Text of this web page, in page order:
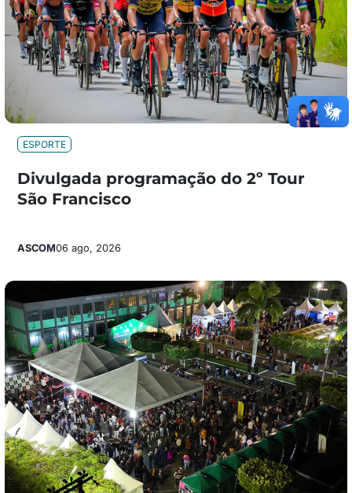
ESPORTE
Divulgada programação do 2º Tour
São Francisco
ASCOM06 ago, 2026